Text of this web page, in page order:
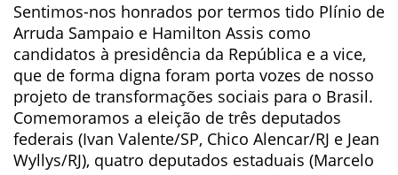
Sentimos-nos honrados por termos tido Plínio de
Arruda Sampaio e Hamilton Assis como
candidatos à presidência da República e a vice,
que de forma digna foram porta vozes de nosso
projeto de transformações sociais para o Brasil.
Comemoramos a eleição de três deputados
federais (Ivan Valente/SP, Chico Alencar/RJ e Jean
Wyllys/RJ), quatro deputados estaduais (Marcelo